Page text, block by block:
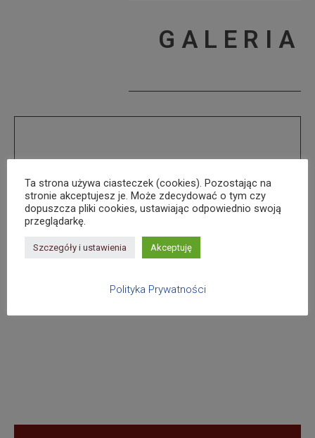
GALERIA
Ta strona używa ciasteczek (cookies). Pozostając na
stronie akceptujesz je. Może zdecydować o tym czy
dopuszcza pliki cookies, ustawiając odpowiednio swoją
przeglądarkę.
Szczegóły i ustawienia Akceptuję
Polityka Prywatności